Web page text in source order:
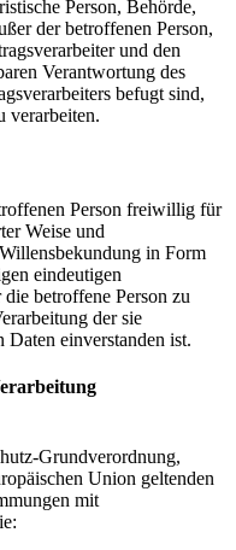
Person, Behörde,
der betroffenen Person,
und den
Verantwortung des
befugt sind,
verarbeiten.
Person freiwillig für
Weise und
in Form
eindeutigen
betroffene Person zu
der sie
Daten einverstanden ist.
Grundverordnung,
Union geltenden
mit